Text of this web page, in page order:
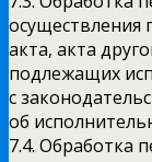
осуществления
акта, акта
подлежащих
с
об
7.4. Обработка